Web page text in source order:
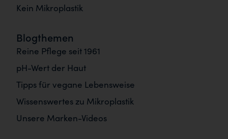
Kein Mikroplastik
Blogthemen
Reine Pflege seit 1961
pH-Wert der Haut
Tipps für vegane Lebensweise
Wissenswertes zu Mikroplastik
Unsere Marken-Videos